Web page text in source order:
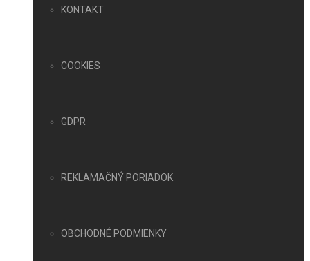
KONTAKT
COOKIES
GDPR
REKLAMAČNÝ PORIADOK
OBCHODNÉ PODMIENKY